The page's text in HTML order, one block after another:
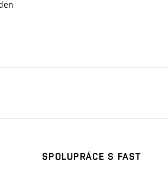
SPOLUPRÁCE S FAST